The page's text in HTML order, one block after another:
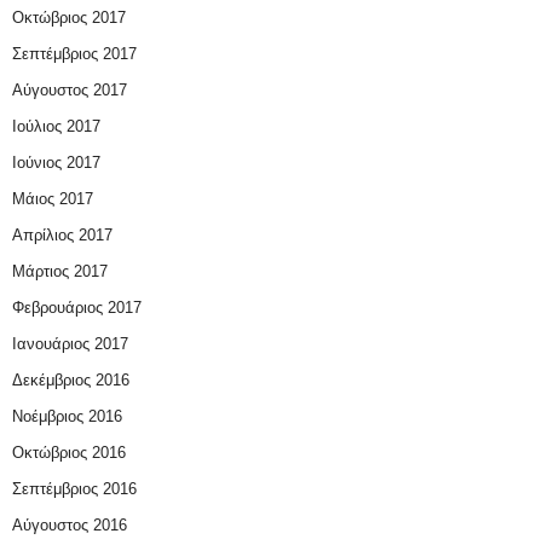
Οκτώβριος 2017
Σεπτέμβριος 2017
Αύγουστος 2017
Ιούλιος 2017
Ιούνιος 2017
Μάιος 2017
Απρίλιος 2017
Μάρτιος 2017
Φεβρουάριος 2017
Ιανουάριος 2017
Δεκέμβριος 2016
Νοέμβριος 2016
Οκτώβριος 2016
Σεπτέμβριος 2016
Αύγουστος 2016